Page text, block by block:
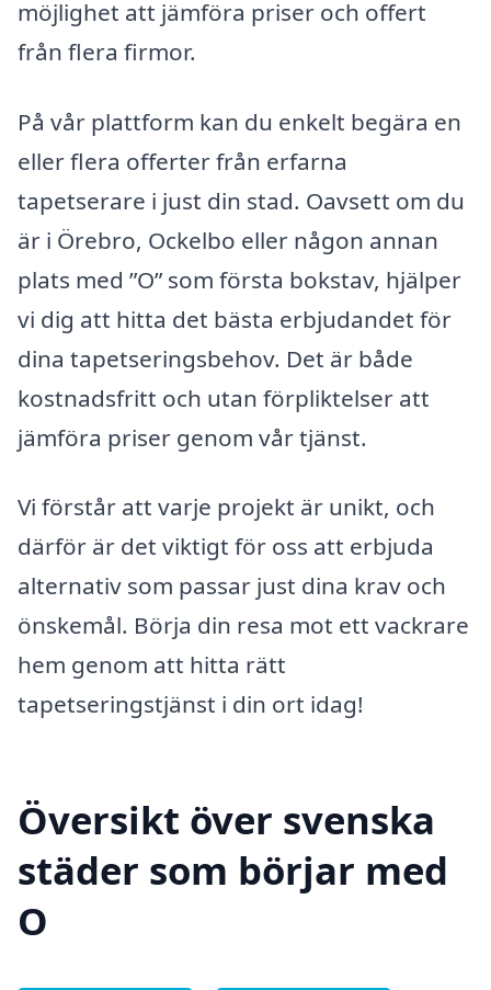
möjlighet att jämföra priser och offert
från flera firmor.
På vår plattform kan du enkelt begära en
eller flera offerter från erfarna
tapetserare i just din stad. Oavsett om du
är i Örebro, Ockelbo eller någon annan
plats med ”O” som första bokstav, hjälper
vi dig att hitta det bästa erbjudandet för
dina tapetseringsbehov. Det är både
kostnadsfritt och utan förpliktelser att
jämföra priser genom vår tjänst.
Vi förstår att varje projekt är unikt, och
därför är det viktigt för oss att erbjuda
alternativ som passar just dina krav och
önskemål. Börja din resa mot ett vackrare
hem genom att hitta rätt
tapetseringstjänst i din ort idag!
Översikt över svenska
städer som börjar med
O